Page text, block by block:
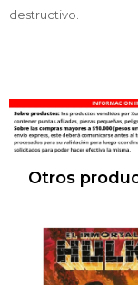
destructivo.
Otros